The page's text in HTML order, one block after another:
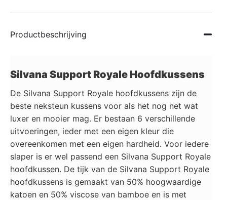
Productbeschrijving
Silvana Support Royale Hoofdkussens
De Silvana Support Royale hoofdkussens zijn de
beste neksteun kussens voor als het nog net wat
luxer en mooier mag. Er bestaan 6 verschillende
uitvoeringen, ieder met een eigen kleur die
overeenkomen met een eigen hardheid. Voor iedere
slaper is er wel passend een Silvana Support Royale
hoofdkussen. De tijk van de Silvana Support Royale
hoofdkussens is gemaakt van 50% hoogwaardige
katoen en 50% viscose van bamboe en is met